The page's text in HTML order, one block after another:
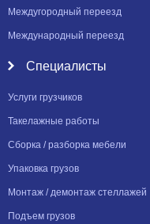
Междугородный переезд
Международный переезд
Специалисты
Услуги грузчиков
Такелажные работы
Сборка / разборка мебели
Упаковка грузов
Монтаж / демонтаж стеллажей
Подъем грузов